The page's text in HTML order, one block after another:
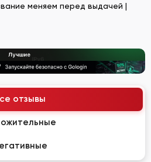
меняем перед выдачей |
отзывы